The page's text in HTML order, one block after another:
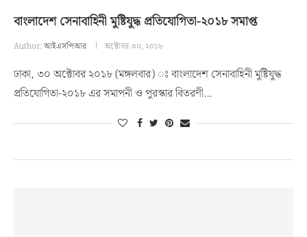
বাংলাদেশ সেনাবাহিনী মুষ্টিযুদ্ধ প্রতিযোগিতা-২০১৮ সমাপ্ত
Author:আইএসপিআর অক্টোবর ৩০, ২০১৮
ঢাকা, ৩০ অক্টোবর ২০১৮ (মঙ্গলবার) ঃ বাংলাদেশ সেনাবাহিনী মুষ্টিযুদ্ধ
প্রতিযোগিতা-২০১৮ এর সমাপনী ও পুরস্কার বিতরণী…